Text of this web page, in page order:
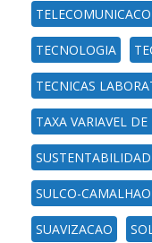
TECNOLOGIA
TECNICAS
TAXA VARIAVEL
SULCO-CAMALHAO
SUAVIZACAO